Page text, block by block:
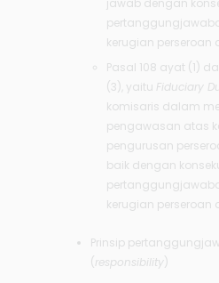
jawab dengan
kerugian perseroan
Pasal 108 ayat (1)
(3), yaitu Fiduciary
komisaris dalam
pengawasan atas
pengurusan
baik dengan
kerugian perseroan
Prinsip
(responsibility)